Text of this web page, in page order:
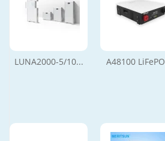
LUNA2000-5/10... A48100